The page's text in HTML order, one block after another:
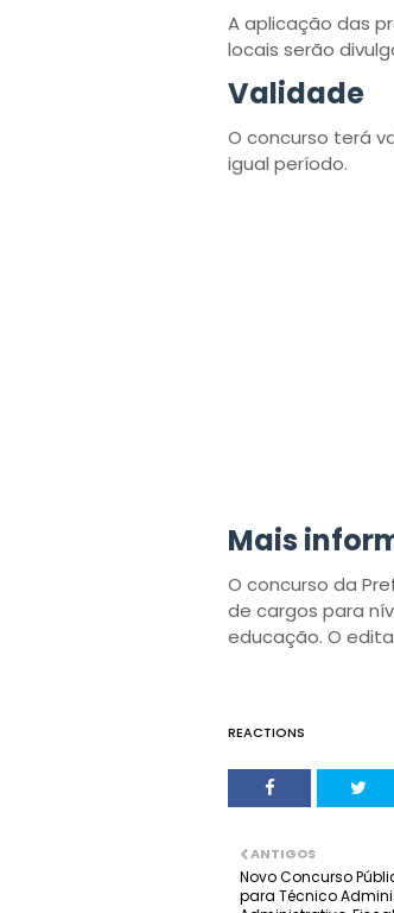
A aplicação das
locais serão
Validade
O concurso terá
igual período.
Mais
O concurso da
de cargos para
educação. O
REACTIONS
ANTIGOS
Novo Concurso
para Técnico